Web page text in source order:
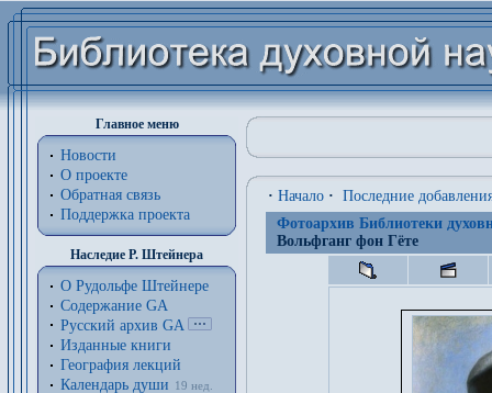
Главное меню
Новости
О проекте
Обратная связь
Поддержка проекта
Наследие Р. Штейнера
О Рудольфе Штейнере
Содержание GA
Русский архив GA
Изданные книги
География лекций
Календарь души
19 нед.
· Начало · Последние
Фотоархив Библиотеки
Вольфганг фон Гёте